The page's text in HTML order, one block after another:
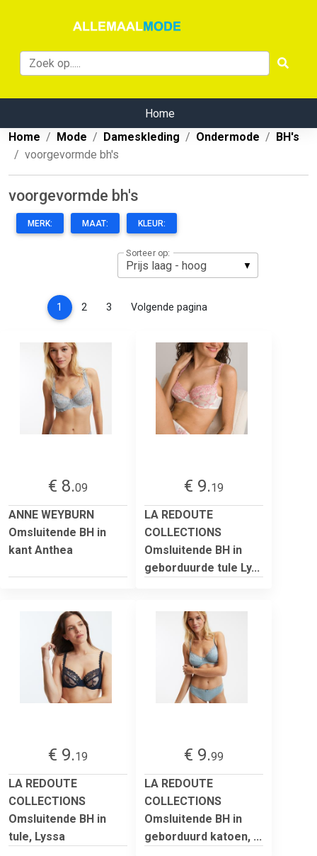
Home
Home
Mode Dameskleding Ondermode
BH's
voorgevormde bh's
voorgevormde bh's
MERK: MAAT: KLEUR:
Sorteer op:
1 (current)
2 3 Volgende pagina
€ 8.09
ANNE WEYBURN
Omsluitende BH in
kant Anthea
€ 9.19
LA REDOUTE
COLLECTIONS
Omsluitende BH in
geborduurde tule Ly...
€ 9.19
LA REDOUTE
COLLECTIONS
Omsluitende BH in
tule, Lyssa
€ 9.99
LA REDOUTE
COLLECTIONS
Omsluitende BH in
geborduurd katoen, ...